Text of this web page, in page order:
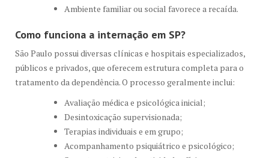
Ambiente familiar ou social favorece a recaída.
Como funciona a internação em SP?
São Paulo possui diversas clínicas e hospitais especializados,
públicos e privados, que oferecem estrutura completa para o
tratamento da dependência. O processo geralmente inclui:
Avaliação médica e psicológica inicial;
Desintoxicação supervisionada;
Terapias individuais e em grupo;
Acompanhamento psiquiátrico e psicológico;